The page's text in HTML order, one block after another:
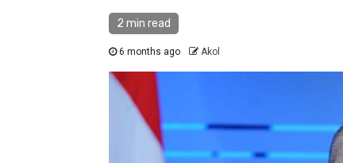
2 min read
6 months ago Akol